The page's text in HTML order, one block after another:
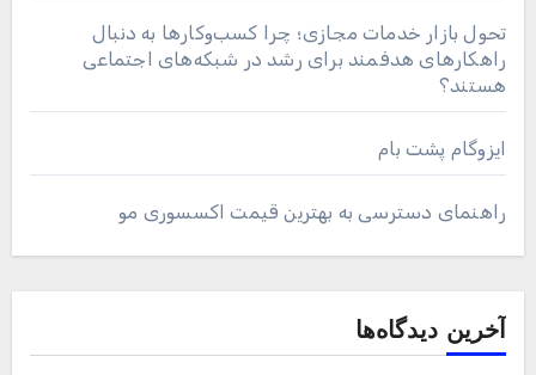
تحول بازار خدمات مجازی؛ چرا کسب‌وکارها به دنبال
راهکارهای هدفمند برای رشد در شبکه‌های اجتماعی
هستند؟
ایزوگام پشت بام
راهنمای دسترسی به بهترین قیمت اکسسوری مو
آخرین دیدگاه‌ها